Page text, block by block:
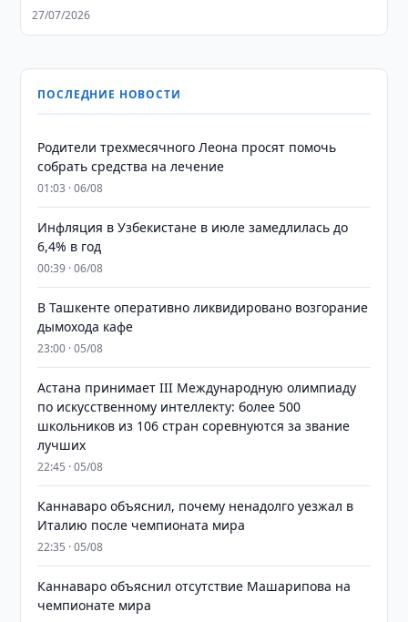
27/07/2026
ПОСЛЕДНИЕ НОВОСТИ
Родители трехмесячного Леона просят помочь
собрать средства на лечение
01:03 · 06/08
Инфляция в Узбекистане в июле замедлилась до
6,4% в год
00:39 · 06/08
В Ташкенте оперативно ликвидировано возгорание
дымохода кафе
23:00 · 05/08
Астана принимает III Международную олимпиаду
по искусственному интеллекту: более 500
школьников из 106 стран соревнуются за звание
лучших
22:45 · 05/08
Каннаваро объяснил, почему ненадолго уезжал в
Италию после чемпионата мира
22:35 · 05/08
Каннаваро объяснил отсутствие Машарипова на
чемпионате мира